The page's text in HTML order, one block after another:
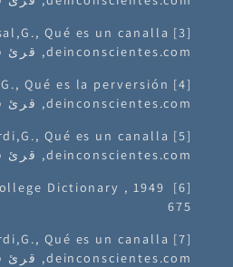
[3]
deinconscientes.com, قرئ في 15 سبتمبر 2020.
deinconscientes.com, قرئ في 15 سبتمبر 2020.
deinconscientes.com, قرئ في 15 سبتمبر 2020.
675
deinconscientes.com, قرئ في 15 سبتمبر 2020.